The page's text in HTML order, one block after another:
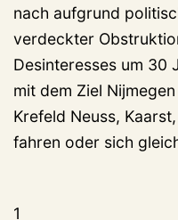
nach aufgrund
verdeckter
Desinteresses um 30
mit dem Ziel
Krefeld Neuss,
fahren oder sich
1